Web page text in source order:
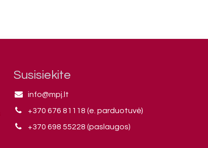
Susisiekite
info@mpj.lt
+370 676 81118 (e. parduotuvė)
+370 698 55228 (paslaugos)